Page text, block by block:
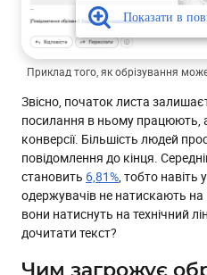
Приклад того, як обрізування
Звісно, початок листа
посилання в ньому працюють,
конверсії. Більшість людей
повідомлення до кінця.
становить 6,81%, тобто навіть
одержувачів не натискають
вони натиснуть на технічний
дочитати текст?
Чим загрожує